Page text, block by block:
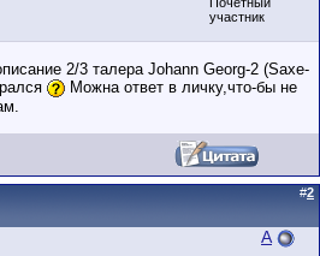
участник
2/3 талера Johann Georg-2 (Saxe-
Можна ответ в личку,что-бы не
#2
А